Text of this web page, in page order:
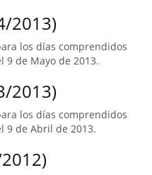
2013)
los días comprendidos
9 de Mayo de 2013.
2013)
los días comprendidos
9 de Abril de 2013.